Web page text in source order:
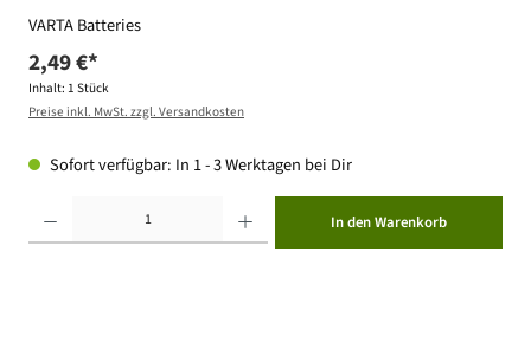
VARTA Batteries
2,49 €*
Inhalt: 1 Stück
Preise inkl. MwSt. zzgl. Versandkosten
Sofort verfügbar: In 1 - 3 Werktagen bei Dir
In den Warenkorb